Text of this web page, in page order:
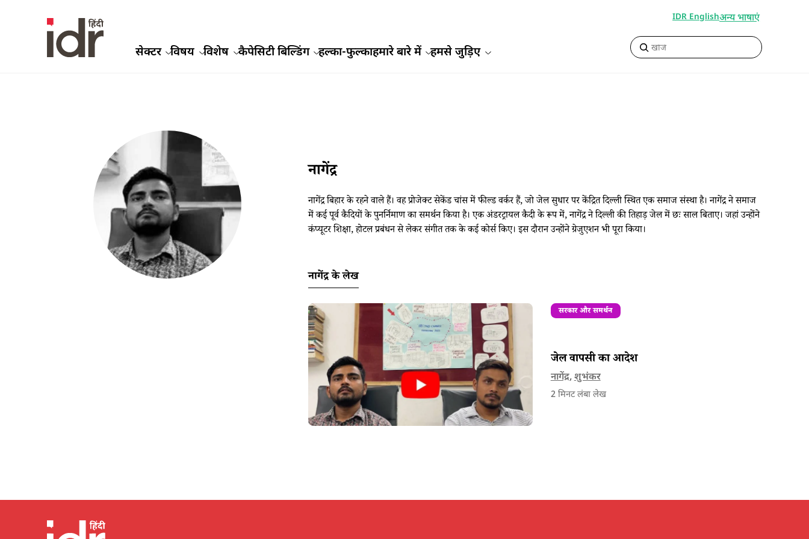
सेक्टर विषय विशेष कैपेसिटी बिल्डिंग हल्का-फुल्काहमारे बारे में हमसे जुड़िए
IDR Englishअन्य भाषाएं
नागेंद्र
नागेंद्र बिहार के रहने वाले हैं। वह प्रोजेक्ट सेकेंड चांस में फील्ड वर्कर हैं, जो जेल सुधार पर केंद्रित दिल्ली स्थित एक समाज संस्था है। नागेंद्र ने समाज
में कई पूर्व कैदियों के पुनर्निमाण का समर्थन किया है। एक अंडरट्रायल कैदी के रूप में, नागेंद्र ने दिल्ली की तिहाड़ जेल में छः साल बिताए। जहां उन्होंने
कंप्यूटर शिक्षा, होटल प्रबंधन से लेकर संगीत तक के कई कोर्स किए। इस दौरान उन्होंने ग्रेजुएशन भी पूरा किया।
नागेंद्र के लेख
सरकार और समर्थन
जेल वापसी का आदेश
नागेंद्र,शुभंकर
2मिनट लंबा लेख